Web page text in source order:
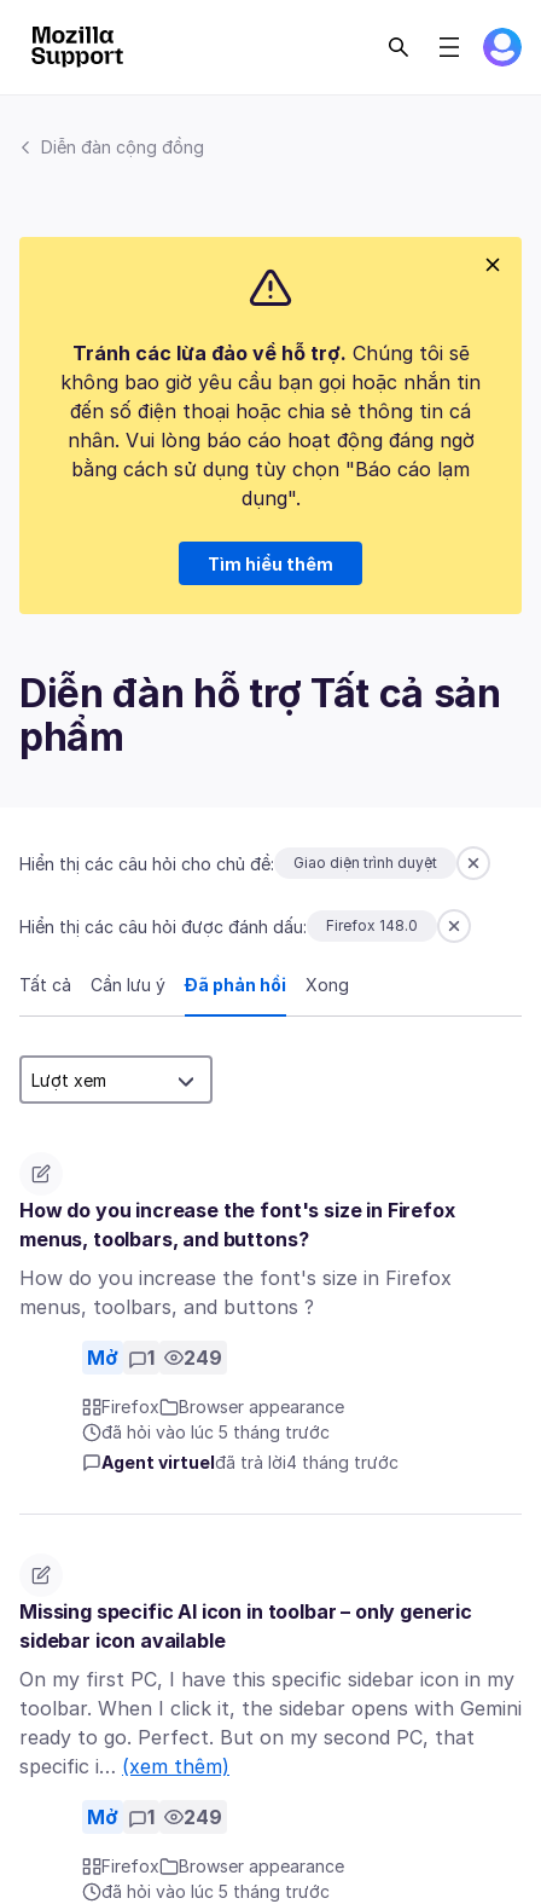
Diễn đàn cộng đồng
Tránh các lừa đảo về hỗ trợ. Chúng tôi sẽ
không bao giờ yêu cầu bạn gọi hoặc nhắn tin
đến số điện thoại hoặc chia sẻ thông tin cá
nhân. Vui lòng báo cáo hoạt động đáng ngờ
bằng cách sử dụng tùy chọn "Báo cáo lạm
dụng".
Tìm hiểu thêm
Diễn đàn hỗ trợ Tất cả sản
phẩm
Hiển thị các câu hỏi cho chủ đề: Giao diện trình duyệt
Hiển thị các câu hỏi được đánh dấu: Firefox 148.0
Tất cả Cần lưu ý Đã phản hồi Xong
How do you increase the font's size in Firefox
menus, toolbars, and buttons?
How do you increase the font's size in Firefox
menus, toolbars, and buttons ?
Mở 1 249
Firefox
Browser appearance
đã hỏi vào lúc 5 tháng trước
Agent virtuel đã trả lời4 tháng trước
Missing specific AI icon in toolbar – only generic
sidebar icon available
On my first PC, I have this specific sidebar icon in my
toolbar. When I click it, the sidebar opens with Gemini
ready to go. Perfect. But on my second PC, that
specific i… (xem thêm)
Mở 1 249
Firefox
Browser appearance
đã hỏi vào lúc 5 tháng trước